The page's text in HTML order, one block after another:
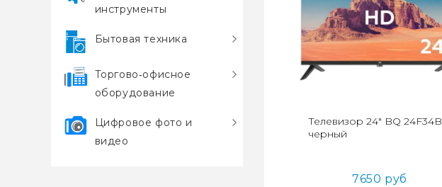
инструменты
Бытовая техника
Торгово‑офисное
оборудование
Цифровое фото и
видео
Телевизор 24" BQ 24F34B
черный
7650 руб